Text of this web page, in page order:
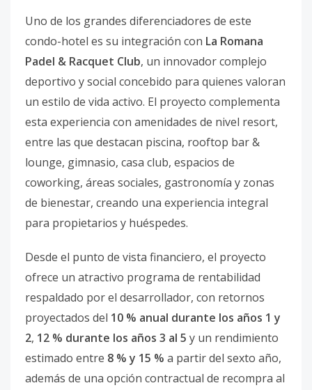
Uno de los grandes diferenciadores de este
condo-hotel es su integración con La Romana
Padel & Racquet Club, un innovador complejo
deportivo y social concebido para quienes valoran
un estilo de vida activo. El proyecto complementa
esta experiencia con amenidades de nivel resort,
entre las que destacan piscina, rooftop bar &
lounge, gimnasio, casa club, espacios de
coworking, áreas sociales, gastronomía y zonas
de bienestar, creando una experiencia integral
para propietarios y huéspedes.
Desde el punto de vista financiero, el proyecto
ofrece un atractivo programa de rentabilidad
respaldado por el desarrollador, con retornos
proyectados del 10 % anual durante los años 1 y
2, 12 % durante los años 3 al 5 y un rendimiento
estimado entre 8 % y 15 % a partir del sexto año,
además de una opción contractual de recompra al